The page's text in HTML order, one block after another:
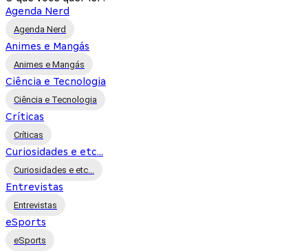
Agenda Nerd
Agenda Nerd
Animes e Mangás
Animes e Mangás
Ciência e Tecnologia
Ciência e Tecnologia
Críticas
Críticas
Curiosidades e etc...
Curiosidades e etc...
Entrevistas
Entrevistas
eSports
eSports